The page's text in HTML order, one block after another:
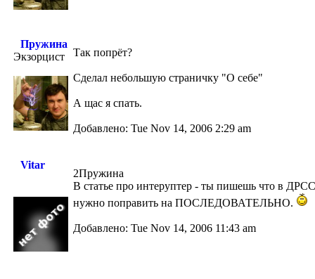
Пружина
Экзорцист
Так попрёт?
Сделал небольшую страничку "О себе"
А щас я спать.
Добавлено: Tue Nov 14, 2006 2:29 am
Vitar
2Пружина
В статье про интеруптер - ты пишешь что в
нужно поправить на ПОСЛЕДОВАТЕЛЬНО.
Добавлено: Tue Nov 14, 2006 11:43 am